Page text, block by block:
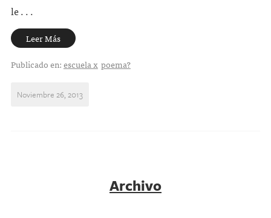
le . . .
Leer Más
Publicado en:escuela x poema?
Noviembre 26, 2013
Archivo